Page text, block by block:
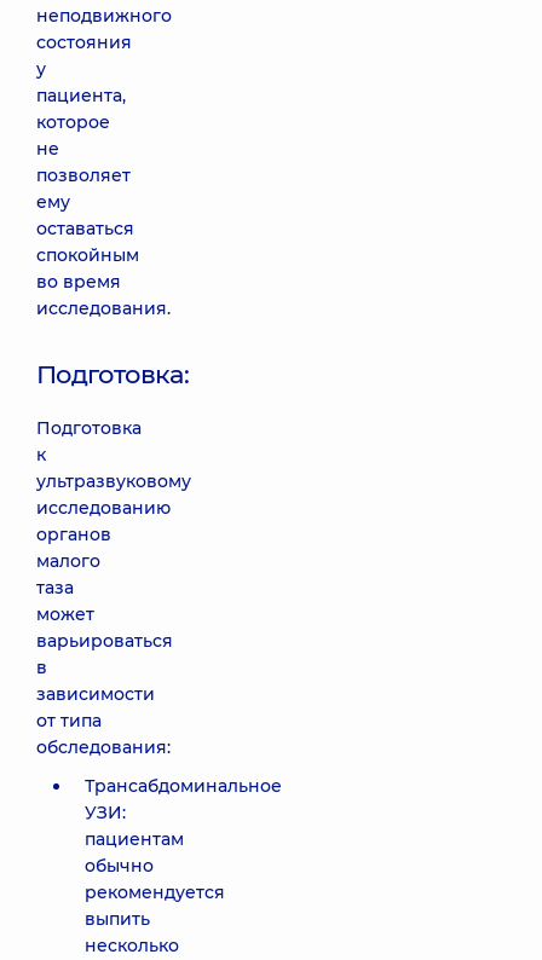
неподвижного
состояния
у
пациента,
которое
не
позволяет
ему
оставаться
спокойным
во время
исследования.
Подготовка:
Подготовка
к
ультразвуковому
исследованию
органов
малого
таза
может
варьироваться
в
зависимости
от типа
обследования:
Трансабдоминальное
УЗИ:
пациентам
обычно
рекомендуется
выпить
несколько